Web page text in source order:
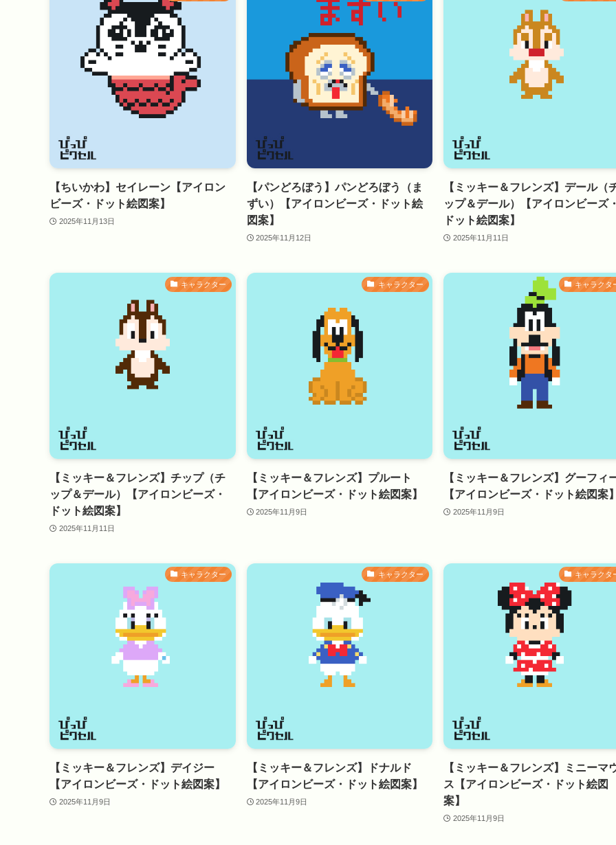
【ちいかわ】セイレーン【アイロン
ビーズ・ドット絵図案】
2025年11月13日
【パンどろぼう】パンどろぼう（ま
ずい）【アイロンビーズ・ドット絵
図案】
2025年11月12日
【ミッキー＆フレンズ】デール（
ップ＆デール）【アイロンビーズ
ドット絵図案】
2025年11月11日
キャラクター
【ミッキー＆フレンズ】チップ（チ
ップ＆デール）【アイロンビーズ・
ドット絵図案】
2025年11月11日
キャラクター
【ミッキー＆フレンズ】プルート
【アイロンビーズ・ドット絵図案】
2025年11月9日
キャラクタ
【ミッキー＆フレンズ】グーフィ
【アイロンビーズ・ドット絵図案
2025年11月9日
キャラクター
【ミッキー＆フレンズ】デイジー
【アイロンビーズ・ドット絵図案】
2025年11月9日
キャラクター
【ミッキー＆フレンズ】ドナルド
【アイロンビーズ・ドット絵図案】
2025年11月9日
キャラクタ
【ミッキー＆フレンズ】ミニーマ
ス【アイロンビーズ・ドット絵図
案】
2025年11月9日